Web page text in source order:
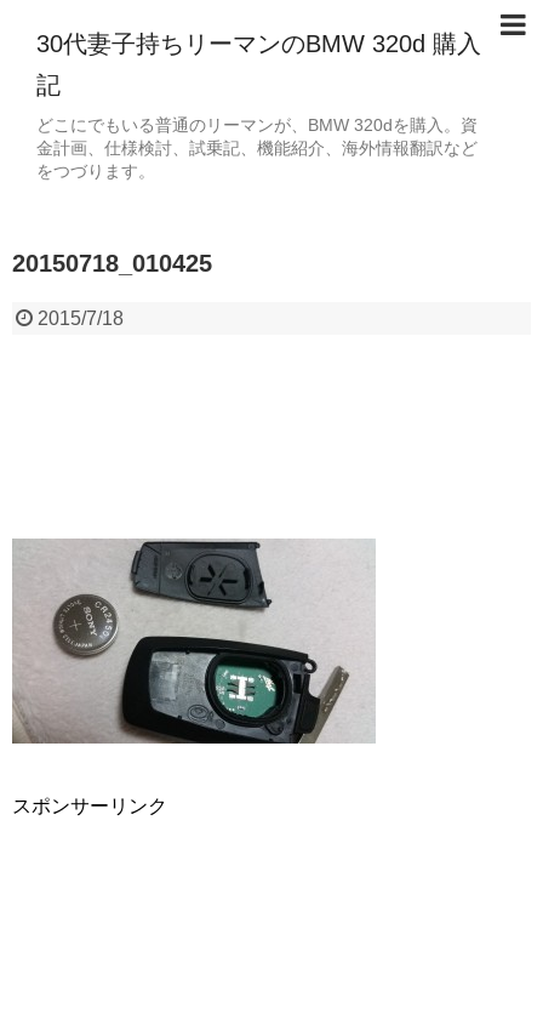
30代妻子持ちリーマンのBMW 320d 購入
記
どこにでもいる普通のリーマンが、BMW 320dを購入。資
金計画、仕様検討、試乗記、機能紹介、海外情報翻訳など
をつづります。
20150718_010425
2015/7/18
スポンサーリンク